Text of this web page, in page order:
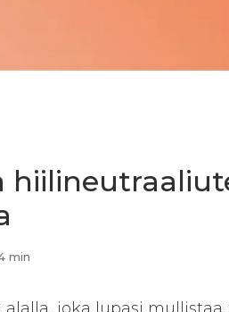
min
joka lupasi